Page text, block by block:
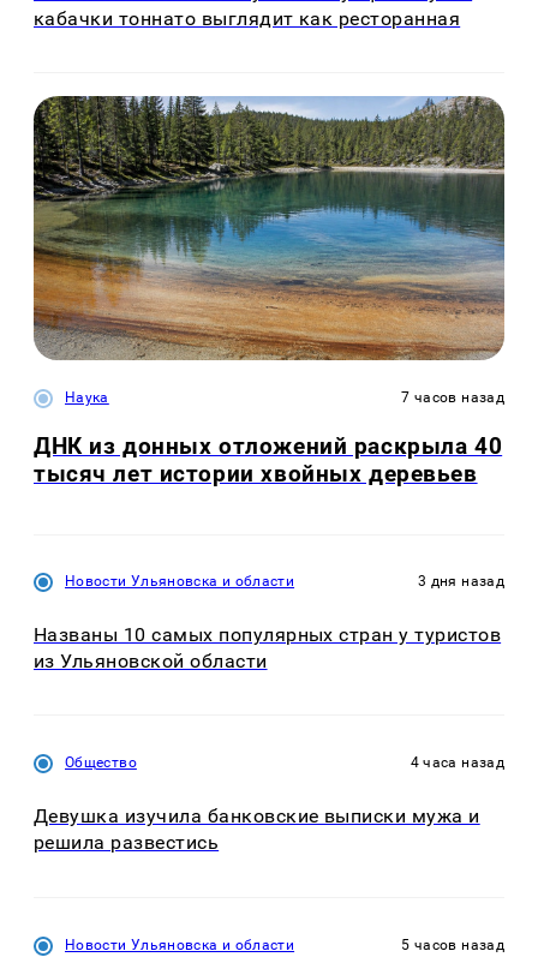
кабачки тоннато выглядит как ресторанная
Наука 7 часов назад
ДНК из донных отложений раскрыла 40
тысяч лет истории хвойных деревьев
Новости Ульяновска и области 3 дня назад
Названы 10 самых популярных стран у туристов
из Ульяновской области
Общество 4 часа назад
Девушка изучила банковские выписки мужа и
решила развестись
Новости Ульяновска и области 5 часов назад